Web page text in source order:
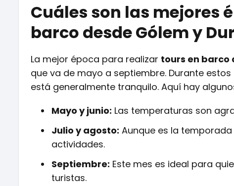
Cuáles son las mejores
barco desde Gólem y
La mejor época para realizar tours en barco
que va de mayo a septiembre. Durante
está generalmente tranquilo. Aquí hay
Mayo y junio: Las temperaturas son
Julio y agosto: Aunque es la
actividades.
Septiembre: Este mes es ideal para
turistas.